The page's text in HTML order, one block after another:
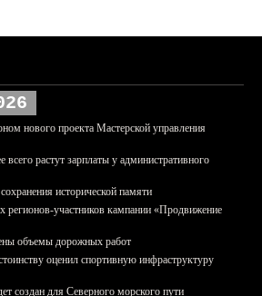
нового проекта Мастерской управления
растут зарплаты у административного
исторической памяти
регионов-участников кампании «Продвижение
объемы дорожных работ
оценил спортивную инфраструктуру
создан для Северного морского пути